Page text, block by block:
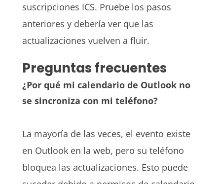
suscripciones ICS. Pruebe los pasos
anteriores y debería ver que las
actualizaciones vuelven a fluir.
Preguntas frecuentes
¿Por qué mi calendario de Outlook no
se sincroniza con mi teléfono?
La mayoría de las veces, el evento existe
en Outlook en la web, pero su teléfono
bloquea las actualizaciones. Esto puede